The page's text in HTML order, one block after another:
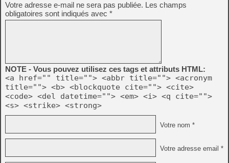
Votre adresse e-mail ne sera pas publiée. Les champs
obligatoires sont indiqués avec *
NOTE - Vous pouvez utilisez ces tags et attributs HTML:
<a href="" title=""> <abbr title=""> <acronym
title=""> <b> <blockquote cite=""> <cite>
<code> <del datetime=""> <em> <i> <q cite="">
<s> <strike> <strong>
Votre nom *
Votre adresse email *